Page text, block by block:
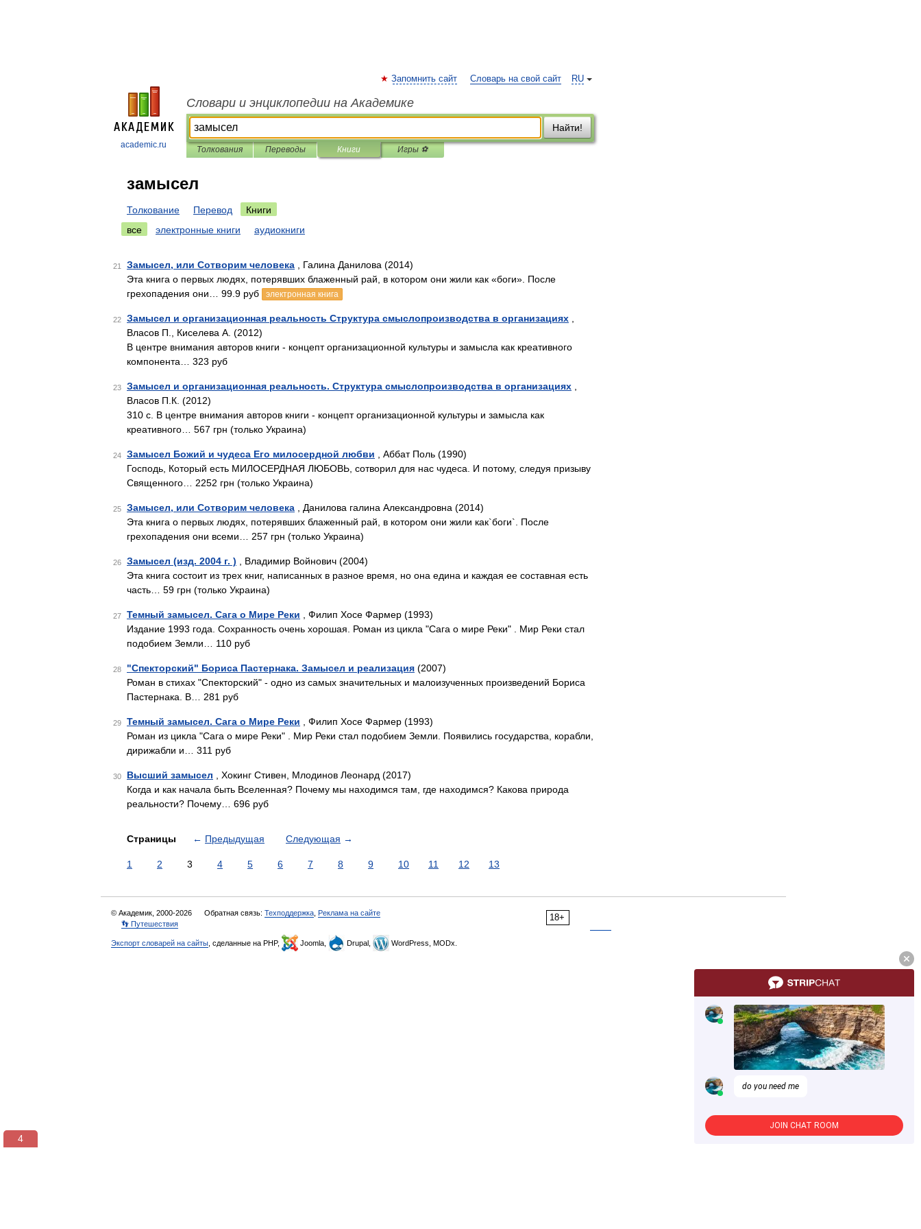
academic.ru
RU
Запомнить сайт Словарь на свой сайт
Словари и энциклопедии на Академике
Найти!
Толкования Переводы Книги Игры ⚽
замысел
Толкование Перевод
Книги
все
электронные книги аудиокниги
21 Замысел, или Сотворим человека , Галина Данилова (2014)
Эта книга о первых людях, потерявших блаженный рай, в котором они жили как «боги». После
грехопадения они… 99.9 руб
электронная книга
22 Замысел и организационная реальность Структура смыслопроизводства в организациях
Власов П., Киселева А. (2012)
В центре внимания авторов книги - концепт организационной культуры и замысла как креативного
компонента… 323 руб
23 Замысел и организационная реальность. Структура смыслопроизводства в организациях
Власов П.К. (2012)
310 с. В центре внимания авторов книги - концепт организационной культуры и замысла как
креативного… 567 грн (только Украина)
24 Замысел Божий и чудеса Его милосердной любви , Аббат Поль (1990)
Господь, Который есть МИЛОСЕРДНАЯ ЛЮБОВЬ, сотворил для нас чудеса. И потому, следуя призыву
Священного… 2252 грн (только Украина)
25 Замысел, или Сотворим человека , Данилова галина Александровна (2014)
Эта книга о первых людях, потерявших блаженный рай, в котором они жили как`боги`. После
грехопадения они всеми… 257 грн (только Украина)
26 Замысел (изд. 2004 г. ) , Владимир Войнович (2004)
Эта книга состоит из трех книг, написанных в разное время, но она едина и каждая ее составная есть
часть… 59 грн (только Украина)
27 Темный замысел. Сага о Мире Реки , Филип Хосе Фармер (1993)
Издание 1993 года. Сохранность очень хорошая. Роман из цикла "Сага о мире Реки" . Мир Реки стал
подобием Земли… 110 руб
28 "Спекторский" Бориса Пастернака. Замысел и реализация (2007)
Роман в стихах "Спекторский" - одно из самых значительных и малоизученных произведений Бориса
Пастернака. В… 281 руб
29 Темный замысел. Сага о Мире Реки , Филип Хосе Фармер (1993)
Роман из цикла "Сага о мире Реки" . Мир Реки стал подобием Земли. Появились государства, корабли,
дирижабли и… 311 руб
30 Высший замысел , Хокинг Стивен, Млодинов Леонард (2017)
Когда и как начала быть Вселенная? Почему мы находимся там, где находимся? Какова природа
реальности? Почему… 696 руб
Страницы ← Предыдущая Следующая →
1 2 3 4 5 6 7 8 9 10 11 12 13
18+
© Академик, 2000-2026 Обратная связь: Техподдержка Реклама на сайте
👣 Путешествия
Экспорт словарей на сайты , сделанные на PHP, Joomla, Drupal, WordPress, MODx.
3